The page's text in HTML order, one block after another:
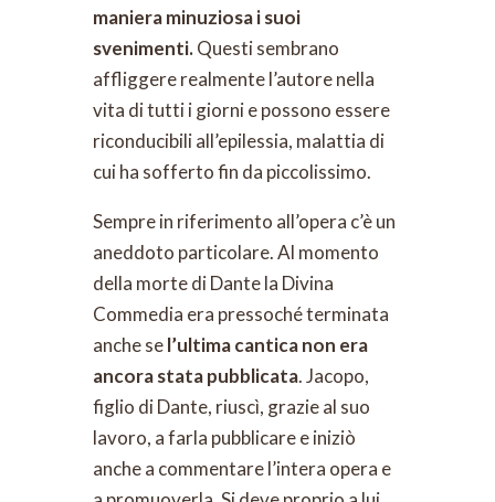
maniera minuziosa i suoi
svenimenti.Questi sembrano
affliggere realmente l’autore nella
vita di tutti i giorni e possono essere
riconducibili all’epilessia, malattia di
cui ha sofferto fin da piccolissimo.
Sempre in riferimento all’opera c’è un
aneddoto particolare. Al momento
della morte di Dante la Divina
Commedia era pressoché terminata
anche sel’ultima cantica non era
ancora stata pubblicata. Jacopo,
figlio di Dante, riuscì, grazie al suo
lavoro, a farla pubblicare e iniziò
anche a commentare l’intera opera e